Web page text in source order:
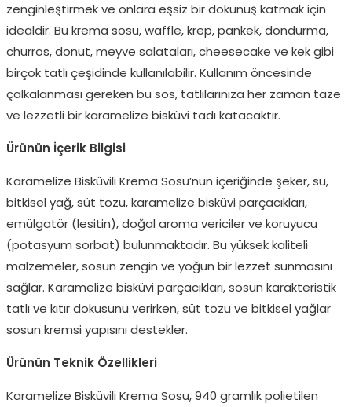
zenginleştirmek ve onlara eşsiz bir dokunuş katmak için
idealdir. Bu krema sosu, waffle, krep, pankek, dondurma,
churros, donut, meyve salataları, cheesecake ve kek gibi
birçok tatlı çeşidinde kullanılabilir. Kullanım öncesinde
çalkalanması gereken bu sos, tatlılarınıza her zaman taze
ve lezzetli bir karamelize bisküvi tadı katacaktır.
Ürünün İçerik Bilgisi
Karamelize Bisküvili Krema Sosu’nun içeriğinde şeker, su,
bitkisel yağ, süt tozu, karamelize bisküvi parçacıkları,
emülgatör (lesitin), doğal aroma vericiler ve koruyucu
(potasyum sorbat) bulunmaktadır. Bu yüksek kaliteli
malzemeler, sosun zengin ve yoğun bir lezzet sunmasını
sağlar. Karamelize bisküvi parçacıkları, sosun karakteristik
tatlı ve kıtır dokusunu verirken, süt tozu ve bitkisel yağlar
sosun kremsi yapısını destekler.
Ürünün Teknik Özellikleri
Karamelize Bisküvili Krema Sosu, 940 gramlık polietilen